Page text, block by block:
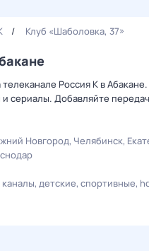
Клуб «Шаболовка, 37»
Россия К в
Добавляйте
Новгород Челябинск
детские спортивные